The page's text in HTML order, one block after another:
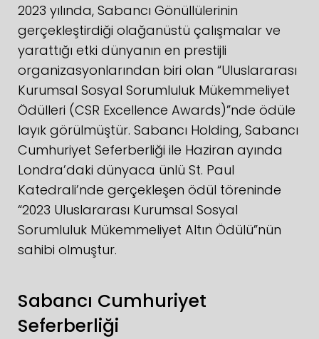
2023 yılında, Sabancı Gönüllülerinin
gerçekleştirdiği olağanüstü çalışmalar ve
yarattığı etki dünyanın en prestijli
organizasyonlarından biri olan “Uluslararası
Kurumsal Sosyal Sorumluluk Mükemmeliyet
Ödülleri (CSR Excellence Awards)”nde ödüle
layık görülmüştür. Sabancı Holding, Sabancı
Cumhuriyet Seferberliği ile Haziran ayında
Londra’daki dünyaca ünlü St. Paul
Katedrali’nde gerçekleşen ödül töreninde
“2023 Uluslararası Kurumsal Sosyal
Sorumluluk Mükemmeliyet Altın Ödülü”nün
sahibi olmuştur.
Sabancı Cumhuriyet
Seferberliği